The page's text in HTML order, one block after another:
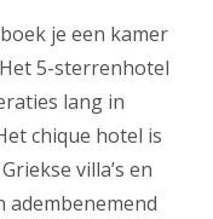
je een kamer
5-sterrenhotel
lang in
chique hotel is
villa’s en
adembenemend